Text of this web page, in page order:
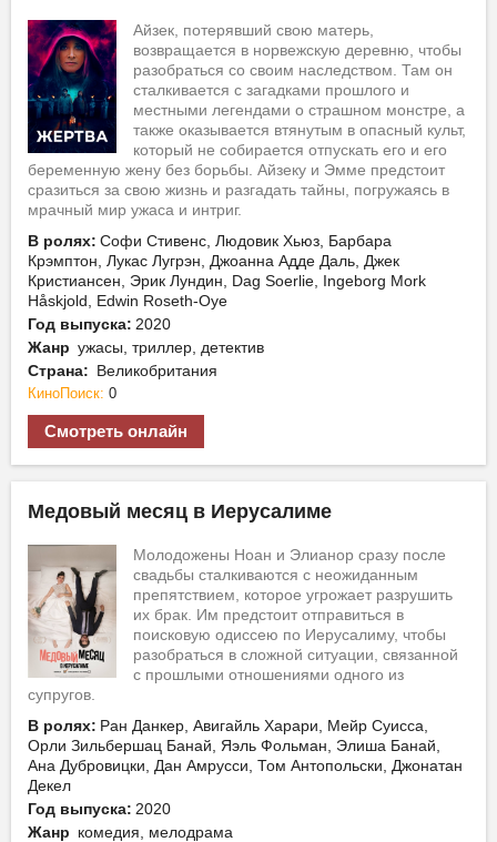
Айзек, потерявший свою матерь,
возвращается в норвежскую деревню, чтобы
разобраться со своим наследством. Там он
сталкивается с загадками прошлого и
местными легендами о страшном монстре, а
также оказывается втянутым в опасный культ,
который не собирается отпускать его и его
беременную жену без борьбы. Айзеку и Эмме предстоит
сразиться за свою жизнь и разгадать тайны, погружаясь в
мрачный мир ужаса и интриг.
В ролях: Софи Стивенс, Людовик Хьюз, Барбара
Крэмптон, Лукас Лугрэн, Джоанна Адде Даль, Джек
Кристиансен, Эрик Лундин, Dag Soerlie, Ingeborg Mork
Håskjold, Edwin Roseth-Oye
Год выпуска: 2020
Жанр ужасы, триллер, детектив
Страна: Великобритания
КиноПоиск: 0
Смотреть онлайн
Медовый месяц в Иерусалиме
Молодожены Ноан и Элианор сразу после
свадьбы сталкиваются с неожиданным
препятствием, которое угрожает разрушить
их брак. Им предстоит отправиться в
поисковую одиссею по Иерусалиму, чтобы
разобраться в сложной ситуации, связанной
с прошлыми отношениями одного из
супругов.
В ролях: Ран Данкер, Авигайль Харари, Мейр Суисса,
Орли Зильбершац Банай, Яэль Фольман, Элиша Банай,
Ана Дубровицки, Дан Амрусси, Том Антопольски, Джонатан
Декел
Год выпуска: 2020
Жанр комедия, мелодрама